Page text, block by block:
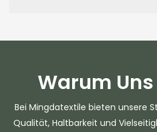
Warum
Bei Mingdatextile bieten unsere
Qualität, Haltbarkeit und